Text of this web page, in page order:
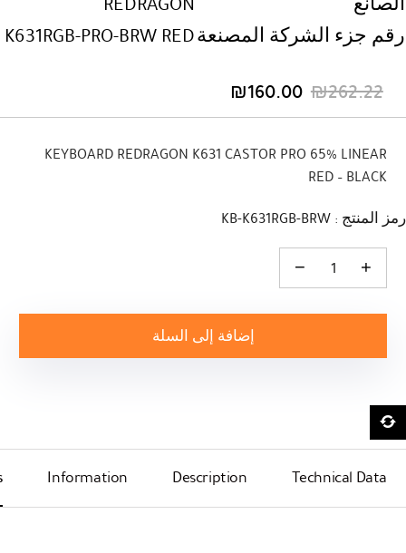
رقم جزء الشركة المصنعةK631RGB-PRO-BRW RED
₪262.22
السعر
الأصلي
₪262.22.
₪160.00 السعر
الحالي
₪160.00.
KEYBOARD REDRAGON K631 CASTOR PRO 65% LINEAR
RED – BLACK
رمز المنتج : KB-K631RGB-BRW
كمية KEYBOARD REDRAGON K631 CASTOR PRO 65% LINEAR RED - BLACK
إضافة إلى السلة
Technical Data
Description
Information